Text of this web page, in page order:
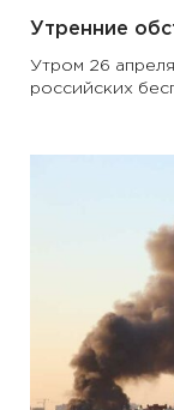
Утренние
Утром 26
российских